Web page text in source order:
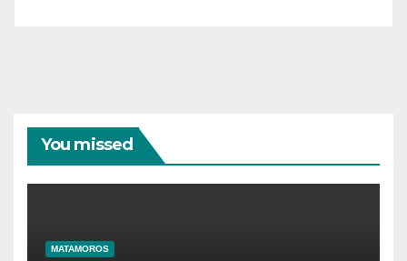
You missed
MATAMOROS